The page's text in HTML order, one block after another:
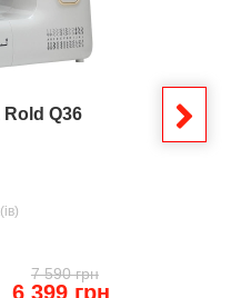
Q36
7 590 грн
6 399 грн